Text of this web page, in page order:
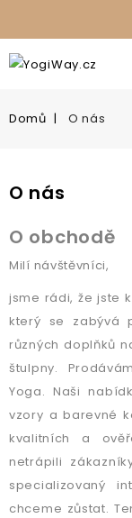
Domů O nás
O nás
O obchodě
Milí návštěvníci,
jsme rádi, že jste
který se zabývá
různých doplňků
štulpny.
Yoga. Naši
vzory a barevné
kvalitních a
netrápili
specializovaný
chceme zůstat.